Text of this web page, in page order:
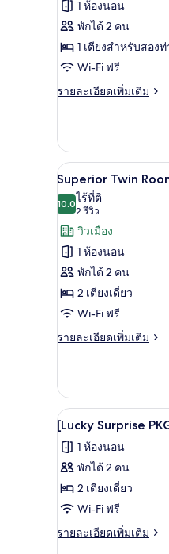
1 ห้องนอน
พักได้ 2 คน
1 เตียงสำหรับสอง
Wi-Fi ฟรี
รายละเอียดเพิ่มเติม
ราย
เกี่ยว
กับ
ห้อง
พี
เรียดั
บเบิล,
ระเบียง
เปิด
ภาพถ่าย
ทั้งหมด
ของ
Superior
Twin
Room
6
Superior Twin
10.010.0 จาก 10
ไร้ที่ติ
2 รีวิว
(2
รีวิว)
วิวเมือง
1 ห้องนอน
พักได้ 2 คน
2 เตียงเดี่ยว
Wi-Fi ฟรี
รายละเอียดเพิ่มเติม
ราย
เกี่ยว
กับ
Superior
Twin
Room
เปิด
ภาพถ่าย
ทั้งหมด
ของ
[Lucky
Surprise
7
[Lucky Surprise
1 ห้องนอน
พักได้ 2 คน
2 เตียงเดี่ยว
Wi-Fi ฟรี
รายละเอียดเพิ่มเติม
ราย